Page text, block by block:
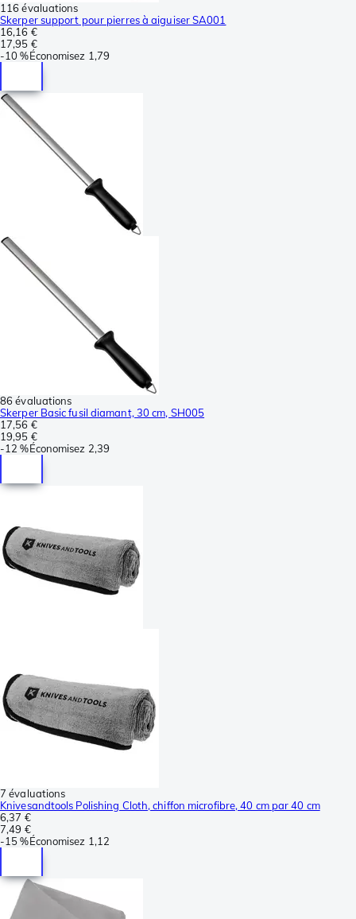
116 évaluations
Skerper support pour pierres à aiguiser SA001
16,16 €
17,95 €
-10 %Économisez 1,79
86 évaluations
Skerper Basic fusil diamant, 30 cm, SH005
17,56 €
19,95 €
-12 %Économisez 2,39
7 évaluations
Knivesandtools Polishing Cloth, chiffon microfibre, 40 cm par 40 cm
6,37 €
7,49 €
-15 %Économisez 1,12